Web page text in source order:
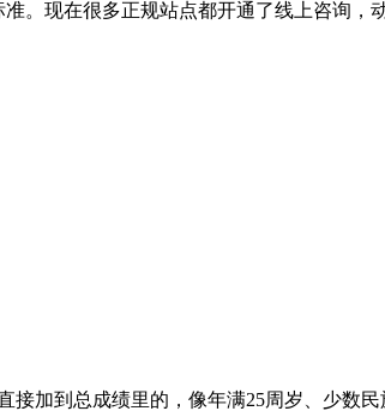
。现在很多正规站点都开通了线上咨询
到总成绩里的，像年满25周岁、少数